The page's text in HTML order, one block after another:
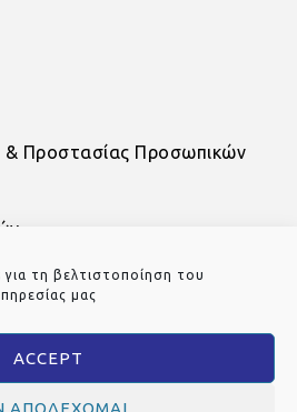
τη βελτιστοποίηση του
μας
ACCEPT
ΑΠΟΔΈΧΟΜΑΙ
& Προστασίας Προσωπικών